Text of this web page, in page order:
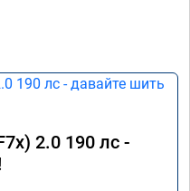
2.0 190 лс -